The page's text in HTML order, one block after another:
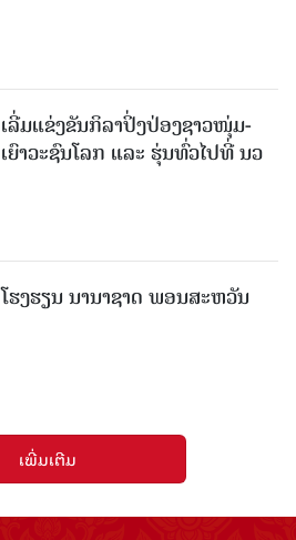
ເລີ່ມແຂ່ງຂັນກິລາປິ່ງປ່ອງຊາວໜຸ່ມ-
ເຍົາວະຊົນໂລກ ແລະ ຮຸ່ນທົ່ວໄປທີ່ ນວ
ໂຮງຮຽນ ນານາຊາດ ພອນສະຫວັນ
ເພີ່ມເຕີມ